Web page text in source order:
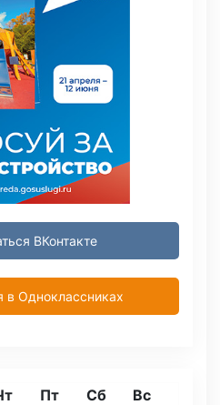
ВКонтакте
в Одноклассниках
Пт Сб Вс